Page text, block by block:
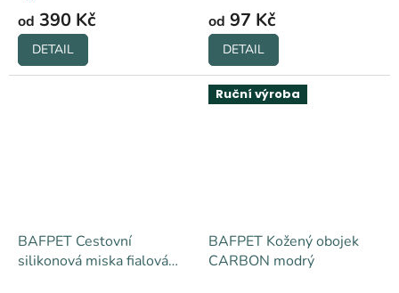
od 390 Kč
DETAIL
od 97 Kč
DETAIL
BAFPET Cestovní
silikonová miska fialová
Ruční výroba
BAFPET Kožený obojek
CARBON modrý